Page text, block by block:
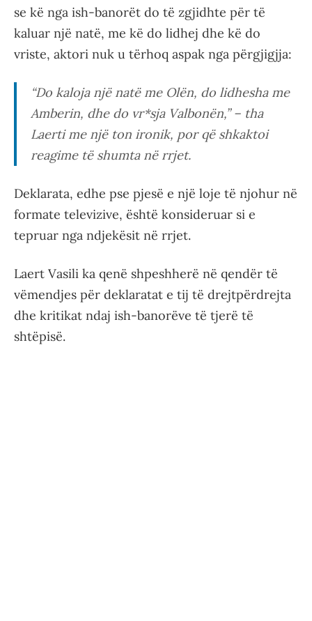
se kë nga ish-banorët do të zgjidhte për të
kaluar një natë, me kë do lidhej dhe kë do
vriste, aktori nuk u tërhoq aspak nga përgjigjja:
“Do kaloja një natë me Olën, do lidhesha me
Amberin, dhe do vr*sja Valbonën,” – tha
Laerti me një ton ironik, por që shkaktoi
reagime të shumta në rrjet.
Deklarata, edhe pse pjesë e një loje të njohur në
formate televizive, është konsideruar si e
tepruar nga ndjekësit në rrjet.
Laert Vasili ka qenë shpeshherë në qendër të
vëmendjes për deklaratat e tij të drejtpërdrejta
dhe kritikat ndaj ish-banorëve të tjerë të
shtëpisë.